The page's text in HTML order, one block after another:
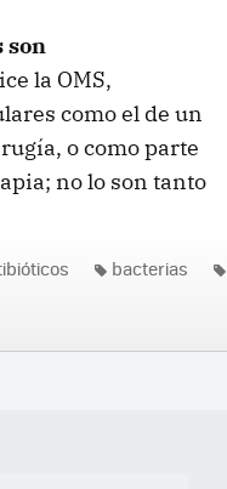
son
la OMS,
como el de un
o como parte
no lo son tanto
bacterias